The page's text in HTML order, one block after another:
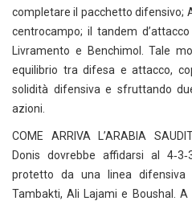
completare il pacchetto difensivo;
centrocampo; il tandem
Livramento e Benchimol. Tale
equilibrio tra difesa e attacco,
solidità difensiva e sfruttando
azioni.
COME ARRIVA L’ARABIA
Donis dovrebbe affidarsi al
protetto da una linea difensiva
Tambakti, Ali Lajami e Boushal.